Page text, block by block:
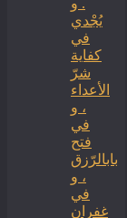
يُجْدي
في
كفاية
شرّ
الأعداء
، و
في
فتح
بابالرّزق
، و
في
غفران